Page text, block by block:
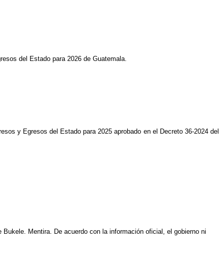
del Estado para 2026 de Guatemala.
y Egresos del Estado para 2025 aprobado en el Decreto 36-2024 del
Mentira. De acuerdo con la información oficial, el gobierno ni